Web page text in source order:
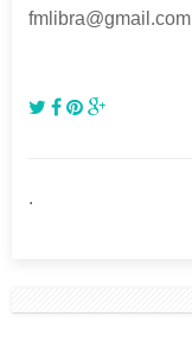
fmlibra@gmail.com
.